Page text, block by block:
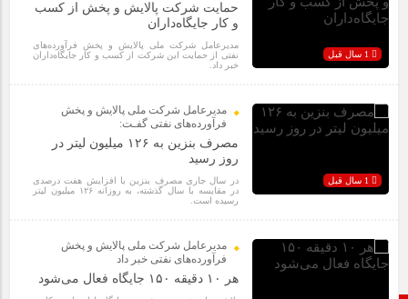
حمایت شرکت پالایش و پخش از کسب
و کار جایگاه‌داران
مدیرعامل شرکت ملی پالایش و پخش فرآورده‌های
نفتی از حمایت این شرکت از کسب و کار جایگاه‌داران
خبر داد.
مدیرعامل شرکت ملی پالایش و پخش
فرآورده‌های نفتی گفـت:
مصرف بنزین به ۱۲۶ میلیون لیتر در
روز رسید
در سال جاری مصرف بنزین با افزایش هفت درصدی
در مقایسه با سال گذشته، به روزانه ۱۲۶ میلیون لیتر
رسیده است.
مدیرعامل شرکت ملی پالایش و پخش
فرآورده‌های نفتی خبر داد
هر ۱۰ دقیقه ۱۵۰ جایگاه فعال می‌شود